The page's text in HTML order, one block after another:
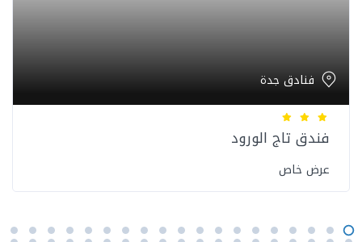
فنادق جدة
فندق تاج الورود
عرض خاص